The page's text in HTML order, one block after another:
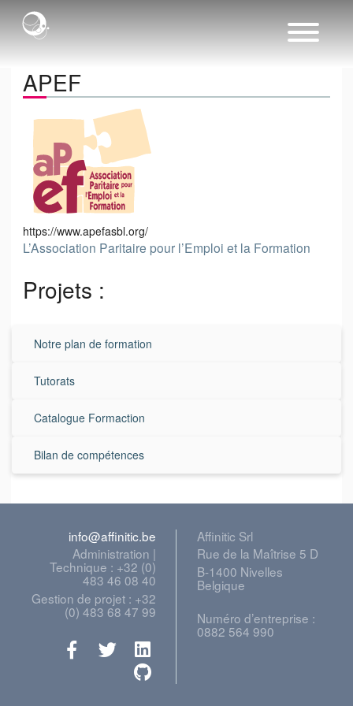
APEF
https://www.apefasbl.org/
L’Association Paritaire pour l’Emploi et la Formation
Projets :
Notre plan de formation
Tutorats
Catalogue Formaction
Bilan de compétences
info@affinitic.be
Administration |
Technique : +32 (0)
483 46 08 40
Gestion de projet : +32
(0) 483 68 47 99
Affinitic Srl
Rue de la Maîtrise 5 D
B-1400 Nivelles
Belgique
Numéro d’entreprise :
0882 564 990